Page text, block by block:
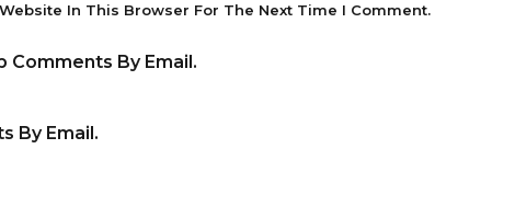
In This Browser For The Next Time I Comment.
Comments By Email.
By Email.